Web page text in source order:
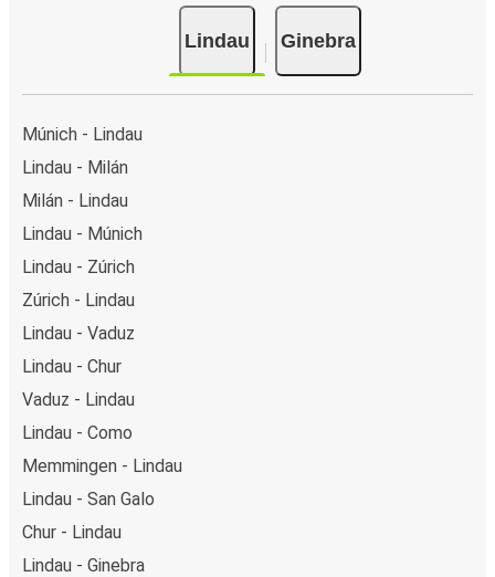
Lindau Ginebra
Múnich - Lindau
Lindau - Milán
Milán - Lindau
Lindau - Múnich
Lindau - Zúrich
Zúrich - Lindau
Lindau - Vaduz
Lindau - Chur
Vaduz - Lindau
Lindau - Como
Memmingen - Lindau
Lindau - San Galo
Chur - Lindau
Lindau - Ginebra